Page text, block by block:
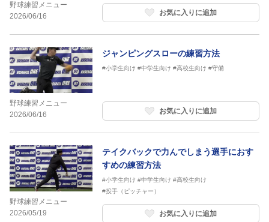
野球練習メニュー
2026/06/16
お気に入りに追加
野球練習メニュー
2026/06/16
ジャンピングスローの練習方法
#小学生向け #中学生向け #高校生向け #守備
お気に入りに追加
野球練習メニュー
2026/05/19
テイクバックで力んでしまう選手におす
すめの練習方法
#小学生向け #中学生向け #高校生向け
#投手（ピッチャー）
お気に入りに追加